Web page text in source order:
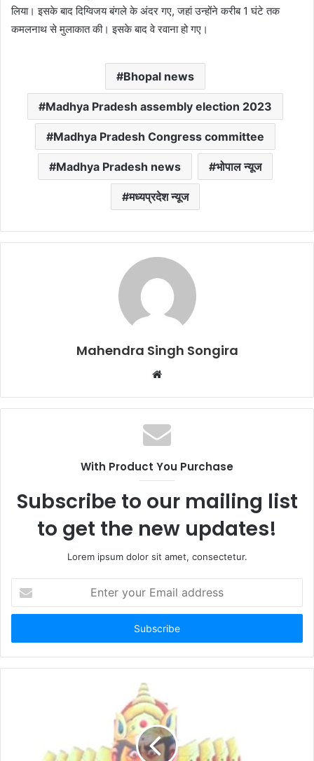
लिया। इसके बाद दिग्विजय बंगले के अंदर गए, जहां उन्होंने करीब 1 घंटे तक
कमलनाथ से मुलाकात की। इसके बाद वे रवाना हो गए।
Bhopal news
Madhya Pradesh assembly election 2023
Madhya Pradesh Congress committee
Madhya Pradesh news भोपाल न्यूज
मध्यप्रदेश न्यूज
Mahendra Singh Songira
Website
With Product You Purchase
Subscribe to our mailing list
to get the new updates!
Lorem ipsum dolor sit amet, consectetur.
your
Email